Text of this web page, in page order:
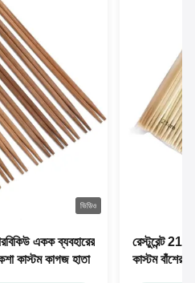
ভিডিও
একক ব্যবহারের
কাস্টম কাগজ হাতা
রেস্টুরেন্ট
কাস্টম বাঁশের